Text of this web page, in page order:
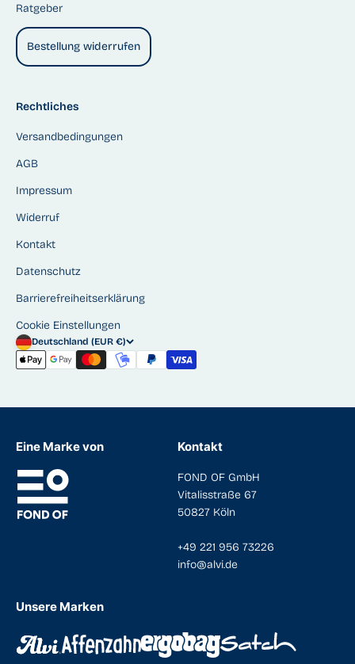
Ratgeber
Bestellung widerrufen
Rechtliches
Versandbedingungen
AGB
Impressum
Widerruf
Kontakt
Datenschutz
Barrierefreiheitserklärung
Cookie Einstellungen
Deutschland (EUR €)
Eine Marke von Kontakt
FOND OF GmbH
Vitalisstraße 67
50827 Köln
+49 221 956 73226
info@alvi.de
Unsere Marken